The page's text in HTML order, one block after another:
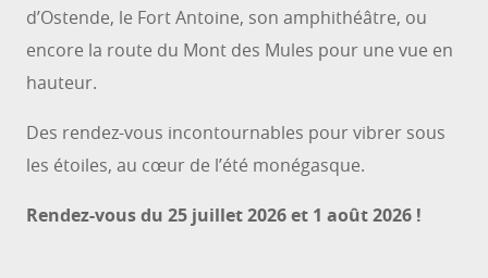
d’Ostende, le Fort Antoine, son amphithéâtre, ou
encore la route du Mont des Mules pour une vue en
hauteur.
Des rendez-vous incontournables pour vibrer sous
les étoiles, au cœur de l’été monégasque.
Rendez-vous du 25 juillet 2026 et 1 août 2026 !